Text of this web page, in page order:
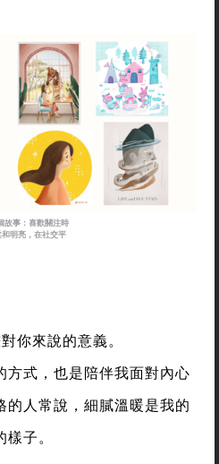
故事：喜歡關注時
明亮，在社交平
你來說的意義。
方式，也是陪伴我面對內心
人常說，細膩溫暖是我的
子。